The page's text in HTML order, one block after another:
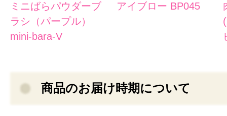
ミニばらパウダーブ
ラシ（パープル）
mini-bara-V
アイブロー BP045
商品のお届け時期について